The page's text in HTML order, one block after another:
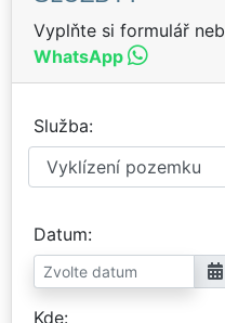
Vyplňte si formulář
WhatsApp
Služba
Datum
Kde